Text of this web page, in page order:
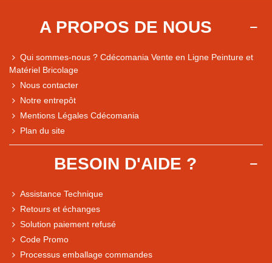
A PROPOS DE NOUS
Qui sommes-nous ? Cdécomania Vente en Ligne Peinture et
Matériel Bricolage
Nous contacter
Notre entrepôt
Mentions Légales Cdécomania
Plan du site
BESOIN D'AIDE ?
Assistance Technique
Retours et échanges
Solution paiement refusé
Code Promo
Processus emballage commandes